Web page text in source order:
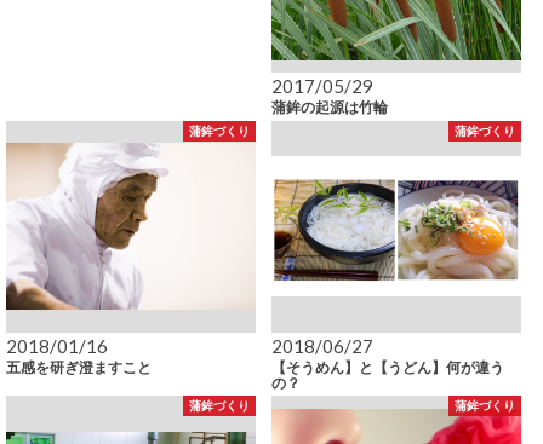
2017/05/29
蒲鉾の起源は竹輪
蒲鉾づくり
2018/01/16
五感を研ぎ澄ますこと
蒲鉾づくり
2018/06/27
【そうめん】と【うどん】何が違う
の？
蒲鉾づくり 蒲鉾づくり